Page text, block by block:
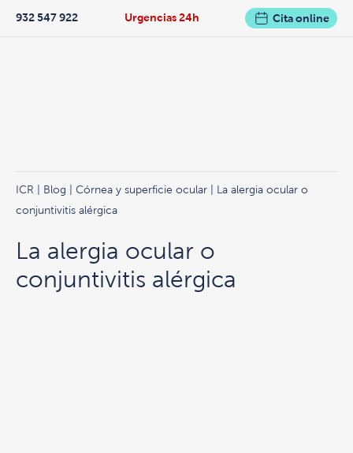
Urgencias 24h
932 547 922 Cita online
ICR Blog Córnea y superficie ocular | La alergia ocular o
conjuntivitis alérgica
La alergia ocular o
conjuntivitis alérgica